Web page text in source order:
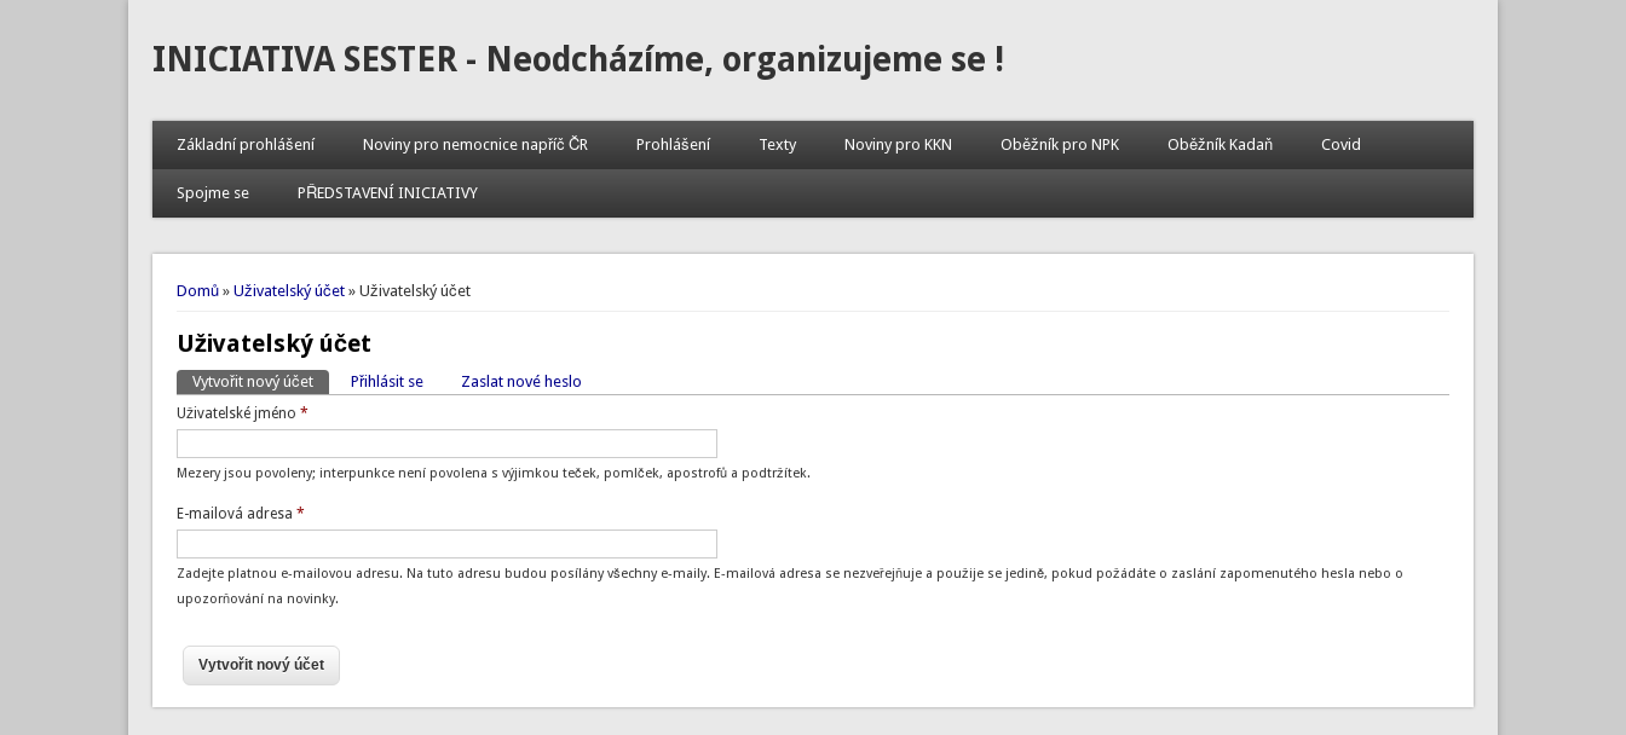
INICIATIVA SESTER - Neodcházíme, organizujeme se !
Základní prohlášení Noviny pro nemocnice napříč ČR Prohlášení Texty Noviny pro KKN Oběžník pro NPK Oběžník Kadaň Covid
Spojme se PŘEDSTAVENÍ INICIATIVY
Jste zde
Domů» Uživatelský účet» Uživatelský účet
Uživatelský účet
Hlavní záložky
Vytvořit nový účet(aktivní záložka)
Přihlásit se Zaslat nové heslo
Uživatelské jméno *
Mezery jsou povoleny; interpunkce není povolena s výjimkou teček, pomlček, apostrofů a podtržítek.
E-mailová adresa *
Zadejte platnou e-mailovou adresu. Na tuto adresu budou posílány všechny e-maily. E-mailová adresa se nezveřejňuje a použije se jedině, pokud požádáte o zaslání zapomenutého hesla nebo o
upozorňování na novinky.